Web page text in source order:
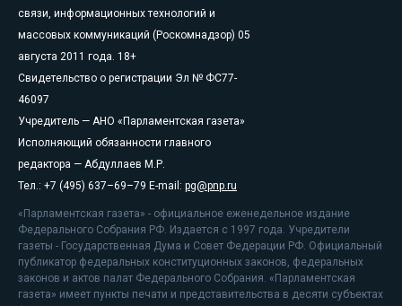
связи, информационных технологий и
массовых коммуникаций (Роскомнадзор) 05
августа 2011 года. 18+
Свидетельство о регистрации Эл № ФС77-
46097
Учредитель — АНО «Парламентская газета»
Исполняющий обязанности главного
редактора — Абдуллаев М.Р.
Тел.: +7 (495) 637–69–79 E-mail: pg@pnp.ru
«Парламентская газета» - официальное еженедельное издание
Федерального Собрания РФ. Издается с 1997 года. Учредители
газеты - Государственная Дума и Совет Федерации РФ. Официальный
публикатор федеральных конституционных законов, федеральных
законов и актов палат Федерального Собрания. «Парламентская
газета» имеет пункты печати и представительства в десяти субъектах